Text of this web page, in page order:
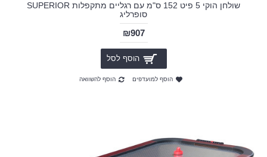
שולחן הוקי 5 פיט 152 ס"מ עם רגליים מתקפלות SUPERIOR
סופרליג
₪907
הוסף לסל
הוסף למועדפים הוסף להשוואה